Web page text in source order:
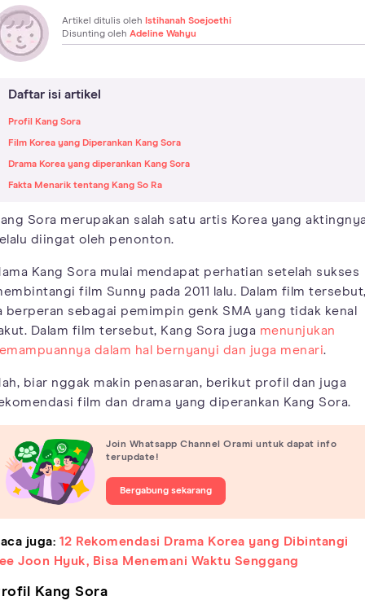
Artikel ditulis oleh Istihanah Soejoethi
Disunting oleh Adeline Wahyu
Daftar isi artikel
Profil Kang Sora
Film Korea yang Diperankan Kang Sora
Drama Korea yang diperankan Kang Sora
Fakta Menarik tentang Kang So Ra
Sora merupakan salah satu artis Korea yang
diingat oleh penonton.
Kang Sora mulai mendapat perhatian setelah sukses
film Sunny pada 2011 lalu. Dalam film
berperan sebagai pemimpin genk SMA yang tidak kenal
Dalam film tersebut, Kang Sora juga menunjukan
dalam hal bernyanyi dan juga menari.
biar nggak makin penasaran, berikut profil dan juga
film dan drama yang diperankan Kang Sora.
Join Whatsapp Channel Orami untuk dapat info
terupdate!
Bergabung sekarang
juga: 12 Rekomendasi Drama Korea yang Dibintangi
Joon Hyuk, Bisa Menemani Waktu Senggang
Kang Sora